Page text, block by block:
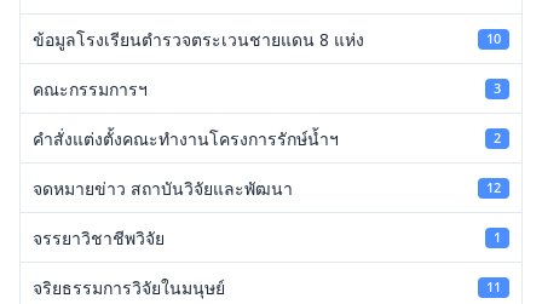
ข้อมูลโรงเรียนตำรวจตระเวนชายแดน 8 แห่ง 10
คณะกรรมการฯ 3
คำสั่งแต่งตั้งคณะทำงานโครงการรักษ์น้ำฯ 2
จดหมายข่าว สถาบันวิจัยและพัฒนา 12
จรรยาวิชาชีพวิจัย 1
จริยธรรมการวิจัยในมนุษย์ 11